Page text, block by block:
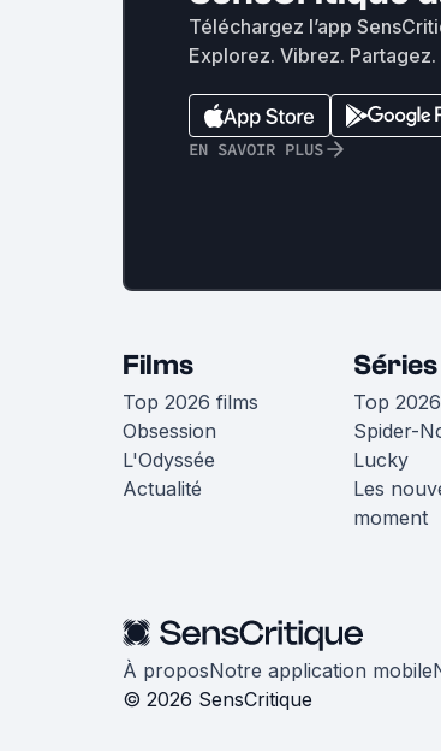
Téléchargez l’app
Explorez. Vibrez. Partagez.
EN SAVOIR PLUS
Films
Top 2026 films
Obsession
L'Odyssée
Actualité
Séries
Top
Spider-
Lucky
Les
moment
À proposNotre application mobile
© 2026 SensCritique